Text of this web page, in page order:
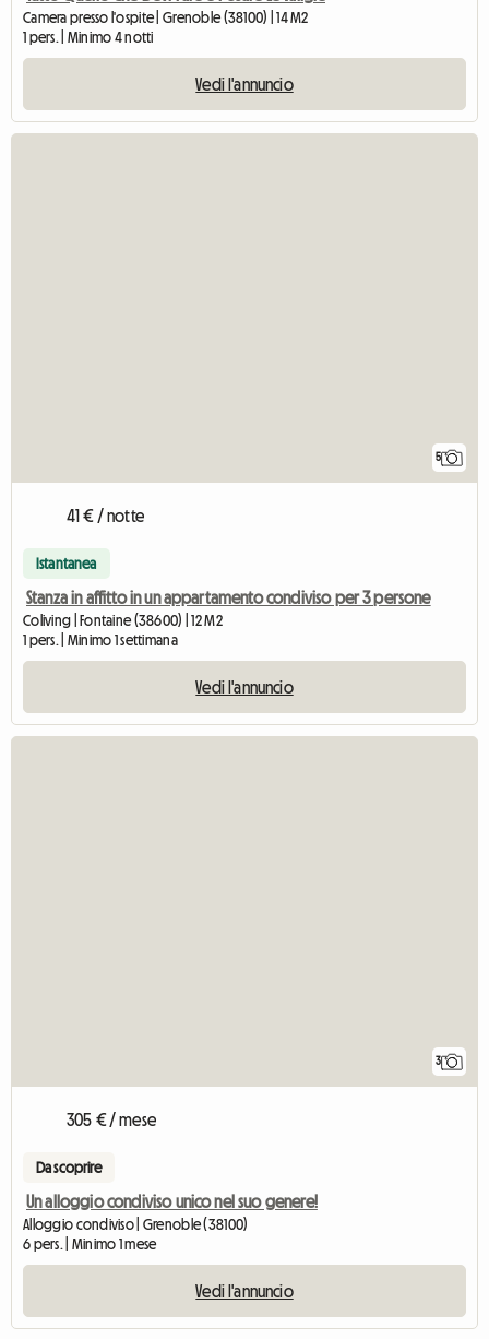
Camera presso l'ospite | Grenoble (38100) | 14 M2
1 pers. | Minimo 4 notti
Vedi l'annuncio
5
41 € / notte
Istantanea
Stanza in affitto in un appartamento condiviso per 3 persone
Coliving | Fontaine (38600) | 12 M2
1 pers. | Minimo 1 settimana
Vedi l'annuncio
3
305 € / mese
Da scoprire
Un alloggio condiviso unico nel suo genere!
Alloggio condiviso | Grenoble (38100)
6 pers. | Minimo 1 mese
Vedi l'annuncio